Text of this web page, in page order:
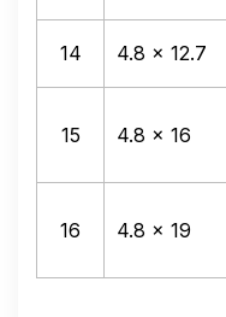
14 4.8 x 12.7
15 4.8 x 16
16 4.8 x 19